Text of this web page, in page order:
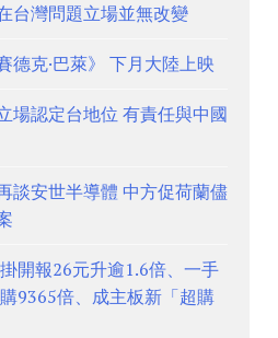
台灣問題立場並無改變
德克·巴萊》 下月大陸上映
場認定台地位 有責任與中國
談安世半導體 中方促荷蘭儘
開報26元升逾1.6倍、一手
9365倍、成主板新「超購